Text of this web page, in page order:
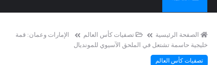
الصفحة الرئيسية تصفيات كأس العالم
الإمارات وعمان: قمة
خليجية حاسمة تشتعل في الملحق الآسيوي للمونديال
تصفيات كأس العالم